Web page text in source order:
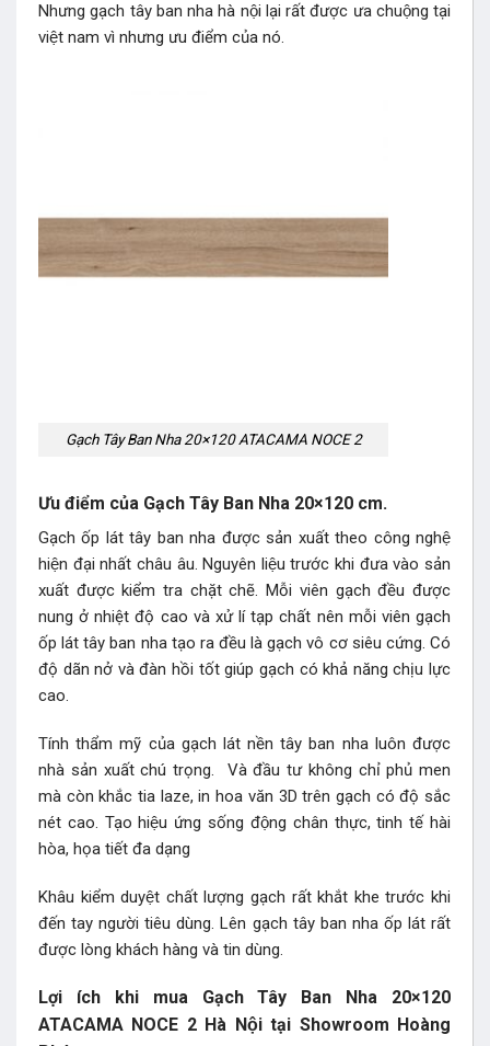
Nhưng gạch tây ban nha hà nội lại rất được ưa chuộng tại
việt nam vì nhưng ưu điểm của nó.
Gạch Tây Ban Nha 20×120 ATACAMA NOCE 2
Ưu điểm của Gạch Tây Ban Nha 20×120 cm.
Gạch ốp lát tây ban nha được sản xuất theo công nghệ
hiện đại nhất châu âu. Nguyên liệu trước khi đưa vào sản
xuất được kiểm tra chặt chẽ. Mỗi viên gạch đều được
nung ở nhiệt độ cao và xử lí tạp chất nên mỗi viên gạch
ốp lát tây ban nhatạo ra đều là gạch vô cơ siêu cứng. Có
độ dãn nở và đàn hồi tốt giúp gạch có khả năng chịu lực
cao.
Tính thẩm mỹ của gạch lát nền tây ban nha luôn được
nhà sản xuất chú trọng. Và đầu tư không chỉ phủ men
mà còn khắc tia laze, in hoa văn 3D trên gạch có độ sắc
nét cao. Tạo hiệu ứng sống động chân thực, tinh tế hài
hòa, họa tiết đa dạng
Khâu kiểm duyệt chất lượng gạch rất khắt khe trước khi
đến tay người tiêu dùng. Lên gạch tây ban nha ốp lát rất
được lòng khách hàng và tin dùng.
Lợi ích khi mua Gạch Tây Ban Nha 20×120
ATACAMA NOCE 2 Hà Nội tại Showroom Hoàng